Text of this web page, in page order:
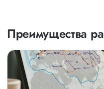
Преимущества